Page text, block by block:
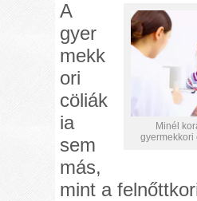
Minél
gyermekkori
A
gyer
mekk
ori
cöliák
ia
sem
más,
mint a